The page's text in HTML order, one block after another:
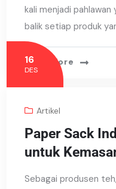
kali menjadi
balik setiap produk
Read More
16
DES
Artikel
Paper Sack
untuk
Sebagai produsen